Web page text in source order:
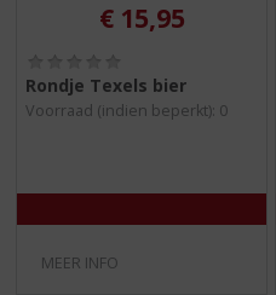
€ 15,95
,
0
Rondje Texels bier
Voorraad (indien beperkt): 0
MEER INFO